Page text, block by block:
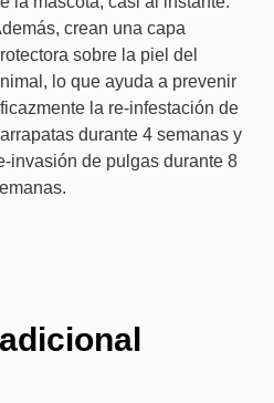
crean una capa
sobre la piel del
lo que ayuda a prevenir
la re-infestación de
durante 4 semanas y
invasión de pulgas durante 8